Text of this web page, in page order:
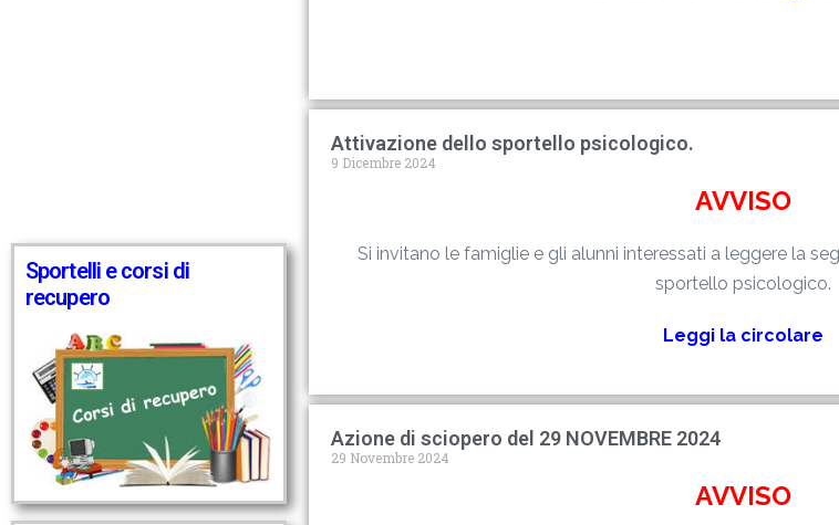
Sportelli e corsi di
recupero
Attivazione dello sportello psicologico.
9 Dicembre 2024
AVVISO
Si invitano le famiglie e gli alunni interessati a leggere la
sportello psicologico.
Leggi la circolare
Azione di sciopero del 29 NOVEMBRE 2024
29 Novembre 2024
AVVISO